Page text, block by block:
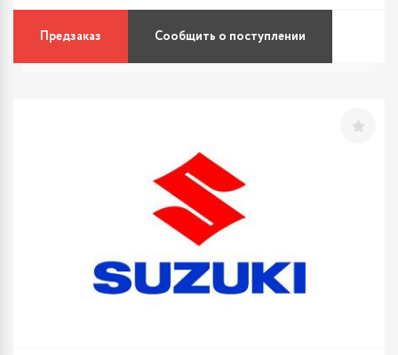
Предзаказ Сообщить о поступлении